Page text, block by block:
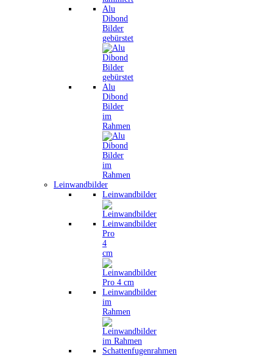
Alu
Dibond
Bilder
gebürstet
Alu
Dibond
Bilder
im
Rahmen
Leinwandbilder
Leinwandbilder
Leinwandbilder
Pro
4
cm
Leinwandbilder
im
Rahmen
Schattenfugenrahmen